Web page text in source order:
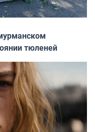
тюленей